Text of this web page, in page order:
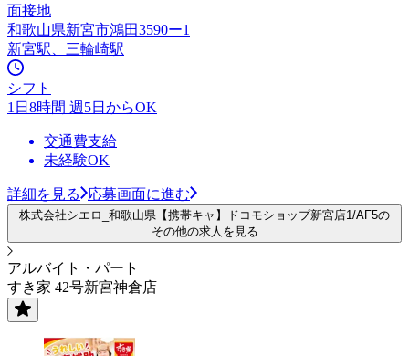
面接地
和歌山県新宮市鴻田3590ー1
新宮駅、三輪崎駅
シフト
1日8時間 週5日からOK
交通費支給
未経験OK
詳細を見る 応募画面に進む
株式会社シエロ_和歌山県【携帯キャ】ドコモショップ新宮店1/AF5の
その他の求人を見る
アルバイト・パート
すき家 42号新宮神倉店